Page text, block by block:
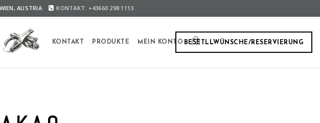
AUSTRIA KONTAKT: +43660 298 1113
BESETLLWÜNSCHE/RESERVIERUNG
KONTAKT PRODUKTE MEIN KONTO